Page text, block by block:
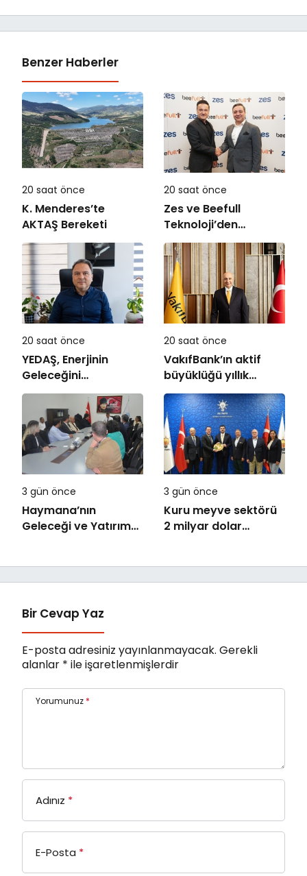
Benzer Haberler
20 saat önce
K. Menderes’te
AKTAŞ Bereketi
20 saat önce
Zes ve Beefull
Teknoloji’den
Roaming İş Birliği
20 saat önce
YEDAŞ, Enerjinin
Geleceğini
Şekillendirecek Genç
Yetenekleri Arıyor
20 saat önce
VakıfBank’ın aktif
büyüklüğü yıllık
bazda yüzde 28
artışla 5,8 trilyon
TL’yi aştı
3 gün önce
Haymana’nın
Geleceği ve Yatırım
3 gün önce
Kuru meyve sektörü
2 milyar dolar
Bir Cevap Yaz
E-posta adresiniz yayınlanmayacak. Gerekli
alanlar * ile işaretlenmişlerdir
Yorumunuz *
Adınız *
E-Posta *